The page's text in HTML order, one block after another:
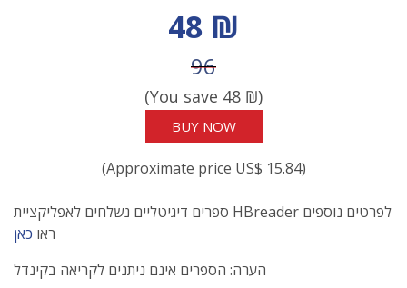
Discount price
48 ₪
Price before discount
96
(You save 48 ₪)
BUY NOW
(Approximate price US$ 15.84)
ספרים דיגיטליים נשלחים לאפליקציית HBreader לפרטים נוספים
ראו כאן
הערה: הספרים אינם ניתנים לקריאה בקינדל